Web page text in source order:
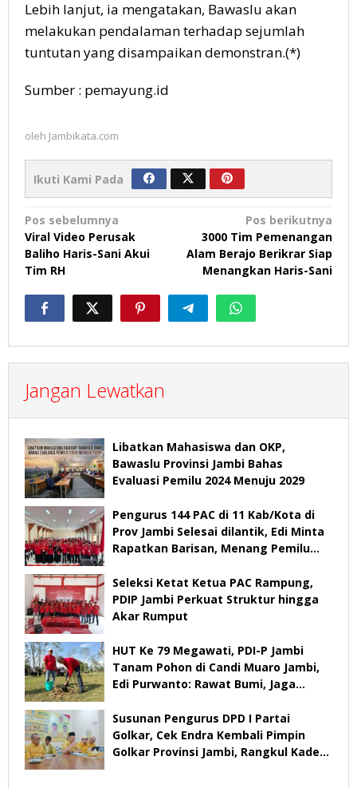
Lebih lanjut, ia mengatakan, Bawaslu akan
melakukan pendalaman terhadap sejumlah
tuntutan yang disampaikan demonstran.(*)
Sumber : pemayung.id
oleh Jambikata.com
Ikuti Kami Pada
Navigasi
pos
Pos sebelumnya
Viral Video Perusak
Baliho Haris-Sani Akui
Tim RH
Pos berikutnya
3000 Tim Pemenangan
Alam Berajo Berikrar Siap
Menangkan Haris-Sani
Jangan Lewatkan
Libatkan Mahasiswa dan OKP,
Bawaslu Provinsi Jambi Bahas
Evaluasi Pemilu 2024 Menuju 2029
Pengurus 144 PAC di 11 Kab/Kota di
Prov Jambi Selesai dilantik, Edi Minta
Rapatkan Barisan, Menang Pemilu
Seleksi Ketat Ketua PAC Rampung,
PDIP Jambi Perkuat Struktur hingga
Akar Rumput
HUT Ke 79 Megawati, PDI-P Jambi
Tanam Pohon di Candi Muaro Jambi,
Edi Purwanto: Rawat Bumi, Jaga
Susunan Pengurus DPD I Partai
Golkar, Cek Endra Kembali Pimpin
Golkar Provinsi Jambi, Rangkul Kader